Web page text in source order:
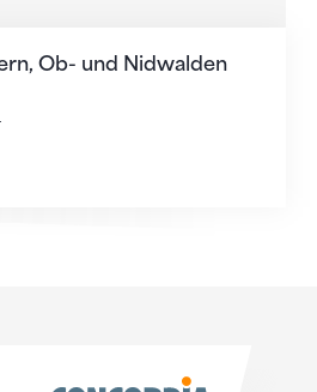
Ob- und Nidwalden